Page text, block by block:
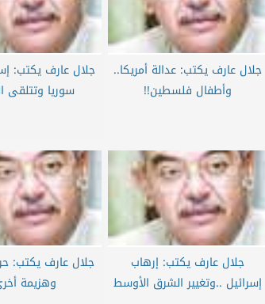
جلال عارف يكتب: عدالة أمريكا..
وأطفال فلسطين!!
جلال عارف يكتب:
سوريا وتتلقى
‬إسرائيل‭.. ‬وتغيير‭ ‬الشرق‭ ‬الأوسط
جلال عارف يكتب:
وهزيمة